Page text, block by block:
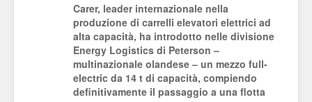
Carer, leader internazionale nella
produzione di carrelli elevatori elettrici ad
alta capacità, ha introdotto nelle divisione
Energy Logistics di Peterson –
multinazionale olandese – un mezzo full-
electric da 14 t di capacità, compiendo
definitivamente il passaggio a una flotta